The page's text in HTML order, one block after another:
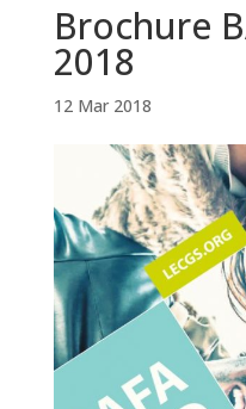
Brochure
2018
12 Mar 2018